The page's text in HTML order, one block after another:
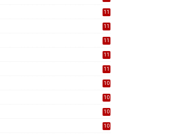
11
11
11
11
11
10
10
10
10